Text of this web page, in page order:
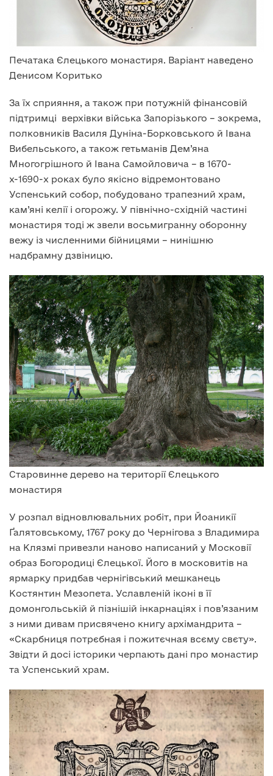
Печатака Єлецького монастиря. Варіант наведено
Денисом Коритько
За їх сприяння, а також при потужній фінансовій
підтримці верхівки війська Запорізького – зокрема,
полковників Василя Дуніна-Борковського й Івана
Вибельського, а також гетьманів Дем’яна
Многогрішного й Івана Самойловича – в 1670-
х-1690-х роках було якісно відремонтовано
Успенський собор, побудовано трапезний храм,
кам’яні келії і огорожу. У північно-східній частині
монастиря тоді ж звели восьмигранну оборонну
вежу із численними бійницями – нинішню
надбрамну дзвіницю.
Старовинне дерево на території Єлецького
монастиря
У розпал відновлювальних робіт, при Йоаникії
Ґалятовському, 1767 року до Чернігова з Владимира
на Клязмі привезли наново написаний у Московії
образ Богородиці Єлецької. Його в московитів на
ярмарку придбав чернігівський мешканець
Костянтин Мезопета. Уславленій іконі в її
домонгольській й пізнішій інкарнаціях і пов’язаним
з ними дивам присвячено книгу архімандрита –
«Скарбниця потрєбная і пожитєчная всєму свєту».
Звідти й досі історики черпають дані про монастир
та Успенський храм.